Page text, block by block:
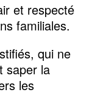
et respecté
familiales.
qui ne
saper la
les